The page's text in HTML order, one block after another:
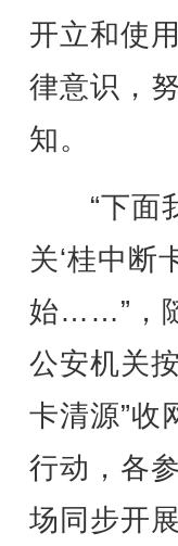
开立和使
律意识，
知。
“下面
关‘桂中断
始……”，
公安机关
卡清源”收
行动，各
场同步开